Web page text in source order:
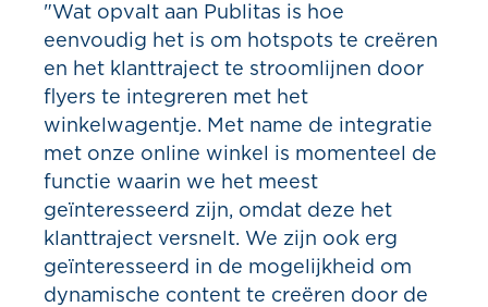
"Wat opvalt aan Publitas is hoe
eenvoudig het is om hotspots te creëren
en het klanttraject te stroomlijnen door
flyers te integreren met het
winkelwagentje. Met name de integratie
met onze online winkel is momenteel de
functie waarin we het meest
geïnteresseerd zijn, omdat deze het
klanttraject versnelt. We zijn ook erg
geïnteresseerd in de mogelijkheid om
dynamische content te creëren door de